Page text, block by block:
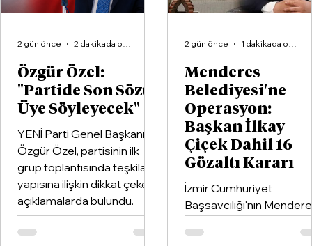
Özgür Özel:
"Partide Son Sözü
Üye Söyleyecek"
YENİ Parti Genel Başkanı
Özgür Özel, partisinin ilk
grup toplantısında teşkilat
yapısına ilişkin dikkat çeken
açıklamalarda bulundu.
2 gün önce 2 dakikada okunur
Menderes
Belediyesi'ne
Operasyon:
Başkan İlkay
Çiçek Dahil 16
Gözaltı Kararı
İzmir Cumhuriyet
Başsavcılığı'nın
yürüttüğü soruşturma
2 gün önce 1 dakikada okunur